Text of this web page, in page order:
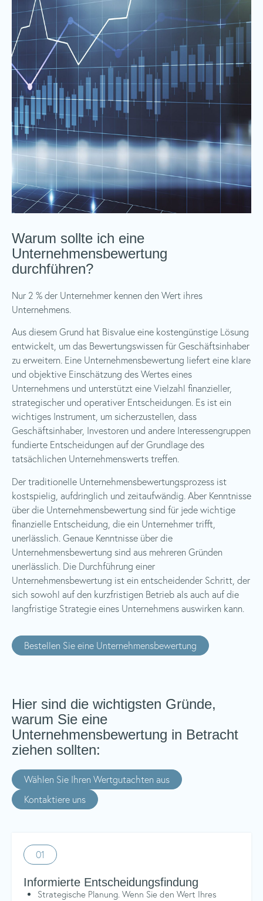
Warum sollte ich eine
Unternehmensbewertung
durchführen?
Nur 2 % der Unternehmer kennen den Wert ihres
Unternehmens.
Aus diesem Grund hat Bisvalue eine kostengünstige Lösung
entwickelt, um das Bewertungswissen für Geschäftsinhaber
zu erweitern. Eine Unternehmensbewertung liefert eine klare
und objektive Einschätzung des Wertes eines
Unternehmens und unterstützt eine Vielzahl finanzieller,
strategischer und operativer Entscheidungen. Es ist ein
wichtiges Instrument, um sicherzustellen, dass
Geschäftsinhaber, Investoren und andere Interessengruppen
fundierte Entscheidungen auf der Grundlage des
tatsächlichen Unternehmenswerts treffen.
Der traditionelle Unternehmensbewertungsprozess ist
kostspielig, aufdringlich und zeitaufwändig. Aber Kenntnisse
über die Unternehmensbewertung sind für jede wichtige
finanzielle Entscheidung, die ein Unternehmer trifft,
unerlässlich. Genaue Kenntnisse über die
Unternehmensbewertung sind aus mehreren Gründen
unerlässlich. Die Durchführung einer
Unternehmensbewertung ist ein entscheidender Schritt, der
sich sowohl auf den kurzfristigen Betrieb als auch auf die
langfristige Strategie eines Unternehmens auswirken kann.
Bestellen Sie eine Unternehmensbewertung
Hier sind die wichtigsten Gründe,
warum Sie eine
Unternehmensbewertung in Betracht
ziehen sollten:
Wählen Sie Ihren Wertgutachten aus
Kontaktiere uns
Informierte Entscheidungsfindung
Strategische Planung. Wenn Sie den Wert Ihres
01